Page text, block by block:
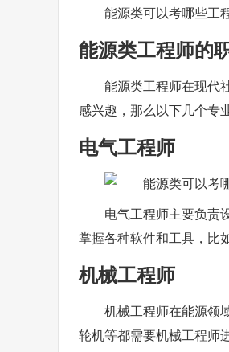
能源类可以考哪些工
能源类工程师的
能源类工程师在现代
感兴趣，那么以下几个专
电气工程师
电气工程师主要负责
掌握各种软件和工具，比
机械工程师
机械工程师在能源领
轮机等都需要机械工程师